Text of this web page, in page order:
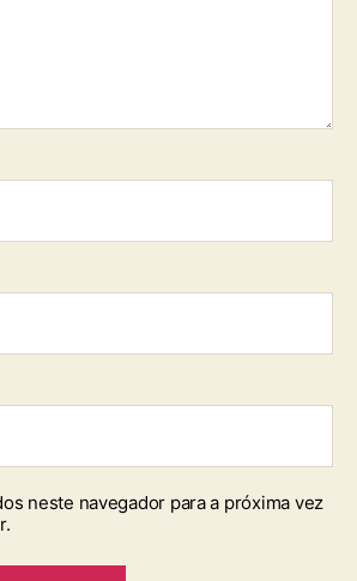
neste navegador para a próxima vez